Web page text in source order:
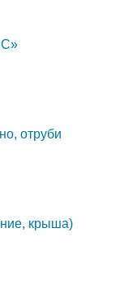
отруби
крыша)